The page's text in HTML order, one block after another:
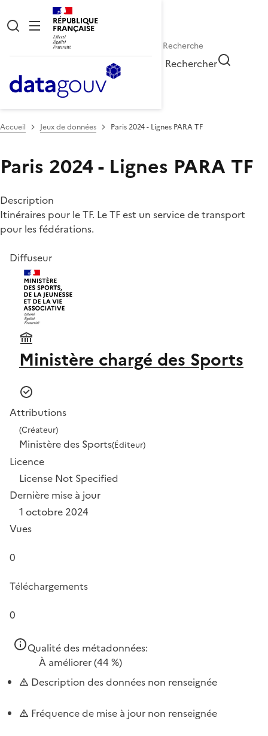
RÉPUBLIQUE
FRANÇAISE
Rechercher
Accueil Jeux de données Paris 2024 - Lignes PARA TF
Paris 2024 - Lignes PARA TF
Description
Itinéraires pour le TF. Le TF est un service de transport
pour les fédérations.
Diffuseur
Ministère chargé des Sports
Attributions
(Créateur)
Ministère des Sports(Éditeur)
Licence
License Not Specified
Dernière mise à jour
1 octobre 2024
Vues
0
Téléchargements
0
Qualité des métadonnées:
À améliorer(44 %)
Description des données non renseignée
Fréquence de mise à jour non renseignée